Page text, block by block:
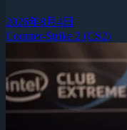
2026年8月4日
Counter-Strike 2 (CS2)